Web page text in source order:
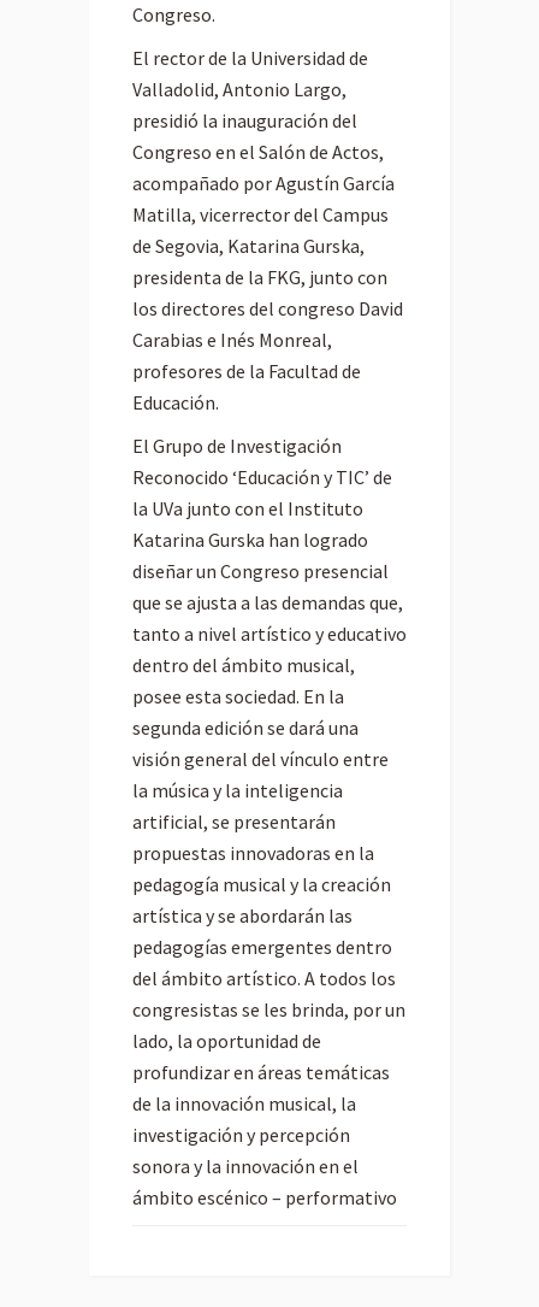
Congreso.
El rector de la Universidad de
Valladolid, Antonio Largo,
presidió la inauguración del
Congreso en el Salón de Actos,
acompañado por Agustín García
Matilla, vicerrector del Campus
de Segovia, Katarina Gurska,
presidenta de la FKG, junto con
los directores del congreso David
Carabias e Inés Monreal,
profesores de la Facultad de
Educación.
El Grupo de Investigación
Reconocido ‘Educación y TIC’ de
la UVa junto con el Instituto
Katarina Gurska han logrado
diseñar un Congreso presencial
que se ajusta a las demandas que,
tanto a nivel artístico y educativo
dentro del ámbito musical,
posee esta sociedad. En la
segunda edición se dará una
visión general del vínculo entre
la música y la inteligencia
artificial, se presentarán
propuestas innovadoras en la
pedagogía musical y la creación
artística y se abordarán las
pedagogías emergentes dentro
del ámbito artístico. A todos los
congresistas se les brinda, por un
lado, la oportunidad de
profundizar en áreas temáticas
de la innovación musical, la
investigación y percepción
sonora y la innovación en el
ámbito escénico – performativo